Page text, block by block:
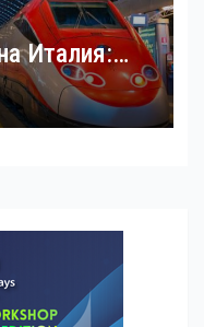
Италия: